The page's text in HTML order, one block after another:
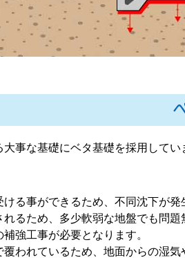
事な基礎にベタ基礎を採用してい
る事ができるため、不同沈下が発
るため、多少軟弱な地盤でも問題
強工事が必要となります。
われているため、地面からの湿気